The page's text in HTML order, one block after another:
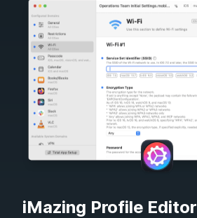
iMazing Profile Editor